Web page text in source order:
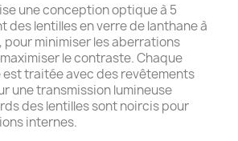
une conception optique à 5
des lentilles en verre de lanthane à
minimiser les aberrations
le contraste.Chaque
traitée avec des revêtements
une transmission lumineuse
des lentilles sont noircis pour
internes.